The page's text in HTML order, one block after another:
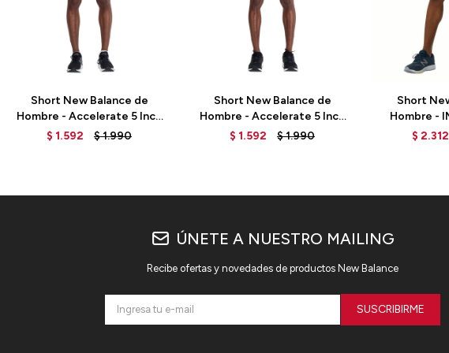
Short New Balance de
Hombre - Accelerate 5 Inch
- MS23229GR - GREY
$ 1.592 $1.990
Short New Balance de
Hombre - Accelerate 5 Inch
- MS23229BM -
$ 1.592 $1.990
Short
Hombre -
INCH -
$ 2.312
ÚNETE A NUESTRO MAILING
Recibe ofertas y novedades de productos New Balance
SUSCRIBIRME